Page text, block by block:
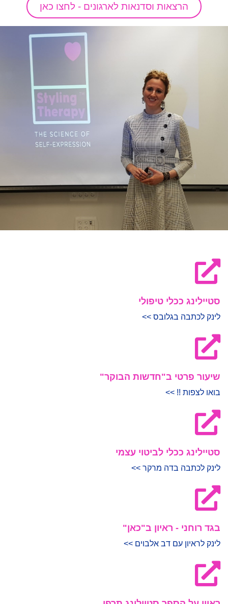
הרצאות וסדנאות לארגונים - לחצו כאן
סטיילינג ככלי טיפולי
לינק לכתבה בגלובס >>
שיעור פרטי ב"חדשות הבוקר"
בואו לצפות !! >>
סטיילינג ככלי לביטוי עצמי
לינק לכתבה בדה מרקר >>
בגד רוחני - ראיון ב"כאן"
לינק לראיון עם דב אלבוים >>